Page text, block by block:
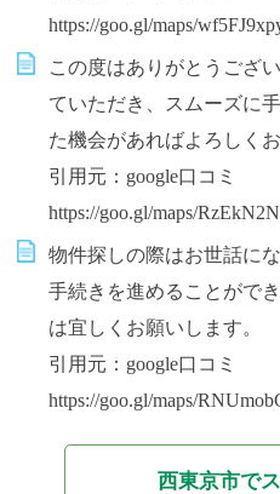
https://goo.gl/maps/
この度はありがとうござ
ていただき、スムーズに
た機会があればよろしく
引用元：google口コミ
https://goo.gl/maps/
物件探しの際はお世話に
手続きを進めることがで
は宜しくお願いします。
引用元：google口コミ
https://goo.gl/maps/
西東京市で